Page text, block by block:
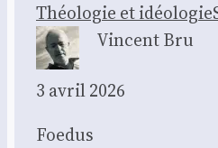
Théo­lo­gie et idéo­lo­gie
Vincent Bru
3 avril 2026
Foe­dus